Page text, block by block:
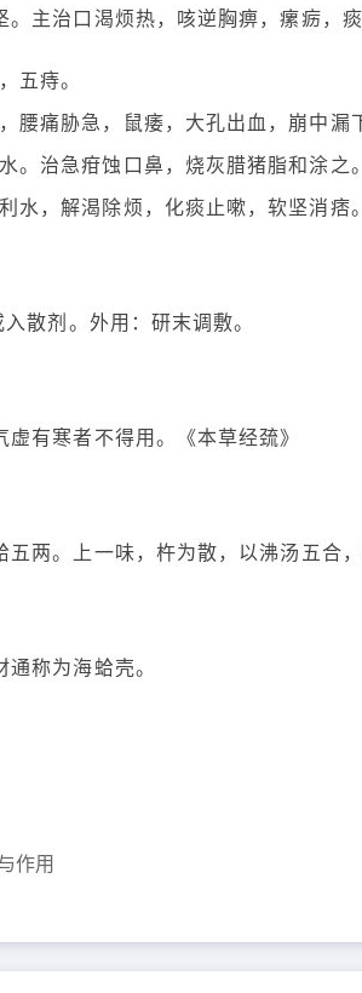
主治口渴烦热，咳逆胸痹，瘰疬，痰
五痔。
腰痛胁急，鼠痿，大孔出血，崩中漏
。治急疳蚀口鼻，烧灰腊猪脂和涂之。
水，解渴除烦，化痰止嗽，软坚消痞。
散剂。外用：研末调敷。
有寒者不得用。《本草经巯》
五两。上一味，杵为散，以沸汤五合，
称为海蛤壳。
作用